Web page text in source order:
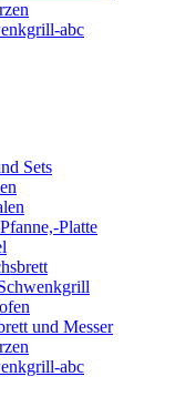
abc
Sets
Platte
und Messer
abc